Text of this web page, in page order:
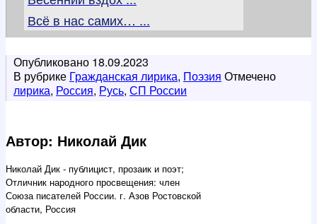
Всё в нас самих… ...
Опубликовано 18.09.2023
В рубрике Гражданская лирика, Поэзия Отмечено
лирика, Россия, Русь, СП России
Автор: Николай Дик
Николай Дик - публицист, прозаик и поэт;
Отличник народного просвещения: член
Союза писателей России. г. Азов Ростовской
области, Россия